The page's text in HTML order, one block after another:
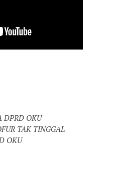
DPRD OKU
TAK TINGGAL
OKU